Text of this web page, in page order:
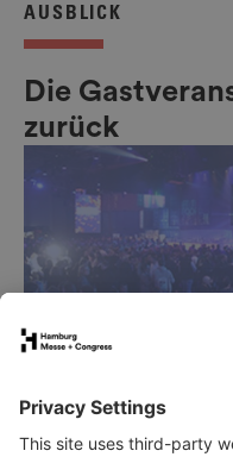
AUSBLICK
Die
zurück
MAGAZIN